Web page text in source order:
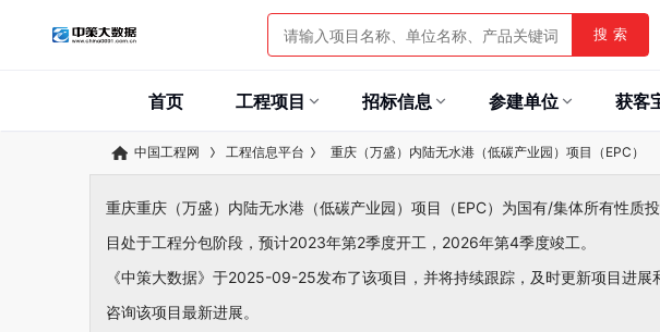
搜 索
首页 工程项目 招标信息 参建单位 获客
中国工程网 工程信息平台 重庆（万盛）内陆无水港（低碳产业园）项目（EPC）
重庆重庆（万盛）内陆无水港（低碳产业园）项目（EPC）为国有/集体所有性
目处于工程分包阶段，预计2023年第2季度开工，2026年第4季度竣工。
《中策大数据》于2025-09-25发布了该项目，并将持续跟踪，及时更新项目进
咨询该项目最新进展。